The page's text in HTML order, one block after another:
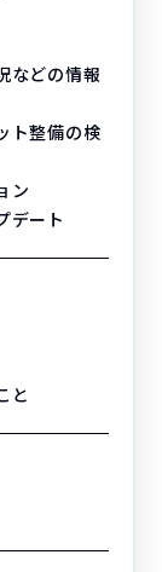
などの情報
ト整備の検
ン
デート
と